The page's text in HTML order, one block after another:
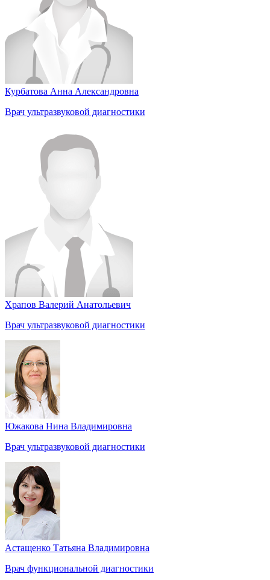
Курбатова Анна Александровна
Врач ультразвуковой диагностики
Храпов Валерий Анатольевич
Врач ультразвуковой диагностики
Южакова Нина Владимировна
Врач ультразвуковой диагностики
Астащенко Татьяна Владимировна
Врач функциональной диагностики